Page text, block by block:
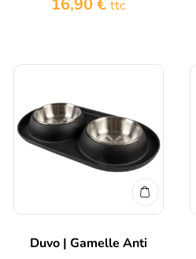
16,90€ ttc
Duvo | Gamelle Anti